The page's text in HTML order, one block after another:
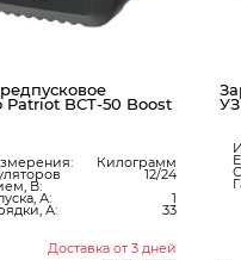
Patriot BCT-50 Boost
Килограмм
В:
12/24
А:
1
А: 33
Доставка от 3 дней
УЗ